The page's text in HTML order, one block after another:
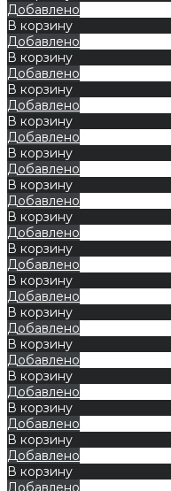
Добавлено
В корзину
Добавлено
В корзину
Добавлено
В корзину
Добавлено
В корзину
Добавлено
В корзину
Добавлено
В корзину
Добавлено
В корзину
Добавлено
В корзину
Добавлено
В корзину
Добавлено
В корзину
Добавлено
В корзину
Добавлено
В корзину
Добавлено
В корзину
Добавлено
В корзину
Добавлено
В корзину
Добавлено